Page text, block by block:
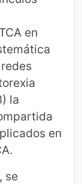
en
la
en
se